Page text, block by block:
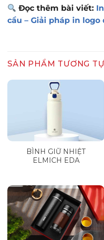
Đọc thêm bài viết:
cầu – Giải pháp in
SẢN PHẨM TƯƠNG TỰ
BÌNH GIỮ NHIỆT
ELMICH EDA